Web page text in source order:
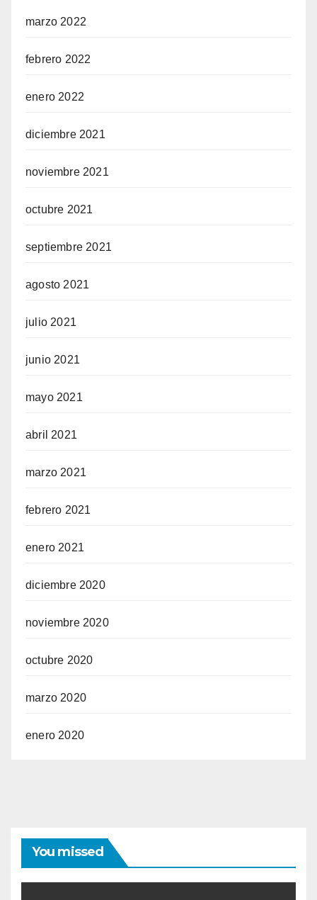
marzo 2022
febrero 2022
enero 2022
diciembre 2021
noviembre 2021
octubre 2021
septiembre 2021
agosto 2021
julio 2021
junio 2021
mayo 2021
abril 2021
marzo 2021
febrero 2021
enero 2021
diciembre 2020
noviembre 2020
octubre 2020
marzo 2020
enero 2020
You missed